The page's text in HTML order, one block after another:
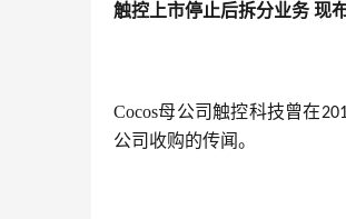
触控上市停止后拆分业务 现
Cocos母公司触控科技曾在
公司收购的传闻。